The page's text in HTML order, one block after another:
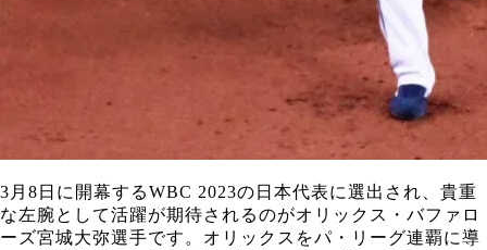
3月8日に開幕するWBC 2023の日本代表に選出され、貴重
な左腕として活躍が期待されるのがオリックス・バファロ
ーズ宮城大弥選手です。オリックスをパ・リーグ連覇に導